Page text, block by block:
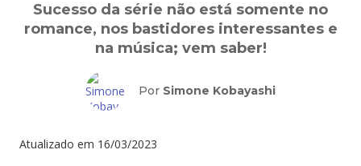
Sucesso da série não está somente no
romance, nos bastidores interessantes e
na música; vem saber!
Por Simone Kobayashi
Atualizado em 16/03/2023